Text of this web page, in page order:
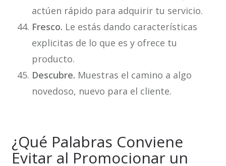
actúen rápido para adquirir tu servicio.
Fresco. Le estás dando características
explicitas de lo que es y ofrece tu
producto.
Descubre. Muestras el camino a algo
novedoso, nuevo para el cliente.
¿Qué Palabras Conviene
Evitar al Promocionar un